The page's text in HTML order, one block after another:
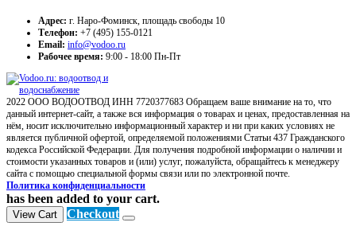
Адрес: г. Наро-Фоминск, площадь свободы 10
Телефон: +7 (495) 155-0121
Email: info@vodoo.ru
Рабочее время: 9:00 - 18:00 Пн-Пт
2022 ООО ВОДООТВОД ИНН 7720377683 Обращаем ваше внимание на то, что
данный интернет-сайт, а также вся информация о товарах и ценах, предоставленная на
нём, носит исключительно информационный характер и ни при каких условиях не
является публичной офертой, определяемой положениями Статьи 437 Гражданского
кодекса Российской Федерации. Для получения подробной информации о наличии и
стоимости указанных товаров и (или) услуг, пожалуйста, обращайтесь к менеджеру
сайта с помощью специальной формы связи или по электронной почте.
Политика конфиденциальности
has been added to your cart.
View Cart Checkout